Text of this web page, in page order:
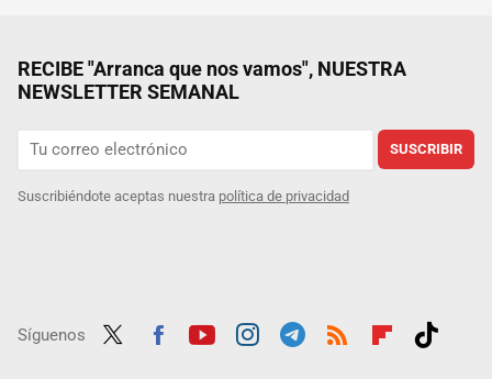
RECIBE "Arranca que nos vamos", NUESTRA
NEWSLETTER SEMANAL
SUSCRIBIR
Suscribiéndote aceptas nuestra política de privacidad
Síguenos